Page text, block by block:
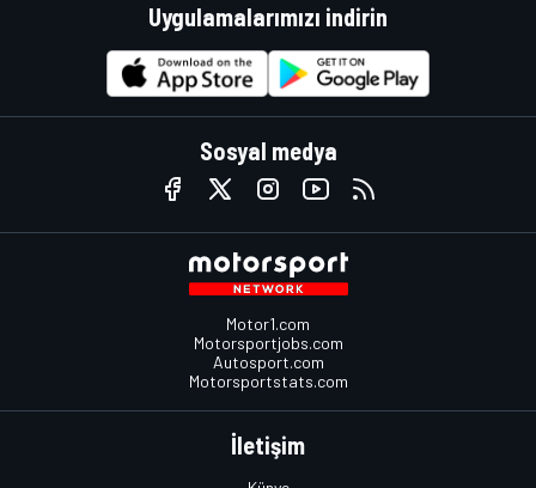
Uygulamalarımızı indirin
Sosyal medya
Motor1.com
Motorsportjobs.com
Autosport.com
Motorsportstats.com
İletişim